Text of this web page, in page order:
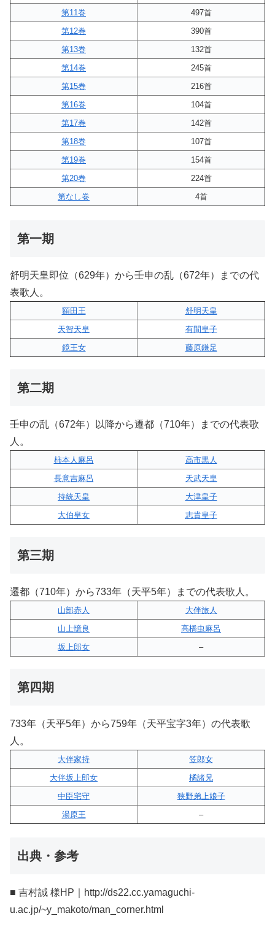
第11巻
497首
第12巻
390首
第13巻
132首
第14巻
245首
第15巻
216首
第16巻
104首
第17巻
142首
第18巻
107首
第19巻
154首
第20巻
224首
第なし巻
4首
第一期
舒明天皇即位（629年）から壬申の乱（672年）までの代
表歌人。
額田王
舒明天皇
天智天皇
有間皇子
鏡王女
藤原鎌足
第二期
壬申の乱（672年）以降から遷都（710年）までの代表歌
人。
柿本人麻呂
高市黒人
長意吉麻呂
天武天皇
持統天皇
大津皇子
大伯皇女
志貴皇子
第三期
遷都（710年）から733年（天平5年）までの代表歌人。
山部赤人
大伴旅人
山上憶良
高橋虫麻呂
坂上郎女
–
第四期
733年（天平5年）から759年（天平宝字3年）の代表歌
人。
大伴家持
笠郎女
大伴坂上郎女
橘諸兄
中臣宅守
狭野弟上娘子
湯原王
–
出典・参考
■ 吉村誠 様HP｜http://ds22.cc.yamaguchi-
u.ac.jp/~y_makoto/man_corner.html